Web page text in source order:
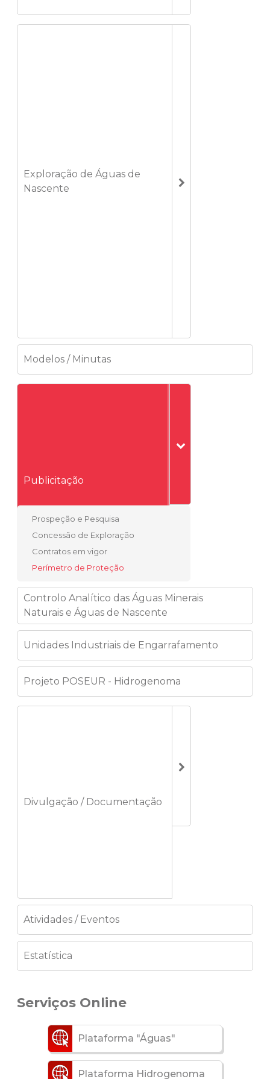
Exploração de Águas de
Nascente
Modelos / Minutas
Publicitação
Prospeção e Pesquisa
Concessão de Exploração
Contratos em vigor
Perímetro de Proteção
Controlo Analítico das Águas Minerais
Naturais e Águas de Nascente
Unidades Industriais de Engarrafamento
Projeto POSEUR - Hidrogenoma
Divulgação / Documentação
Atividades / Eventos
Estatística
Serviços Online
Plataforma "Águas"
Plataforma Hidrogenoma